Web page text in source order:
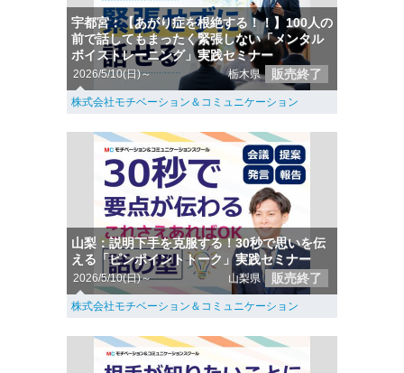
宇都宮：【あがり症を根絶する！！】100人の
前で話してもまったく緊張しない「メンタル
ボイストレーニング」実践セミナー
2026/5/10(日)～ 栃木県 販売終了
株式会社モチベーション＆コミュニケーション
山梨：説明下手を克服する！30秒で思いを伝
える「ピンポイントトーク」実践セミナー
2026/5/10(日)～ 山梨県 販売終了
株式会社モチベーション＆コミュニケーション